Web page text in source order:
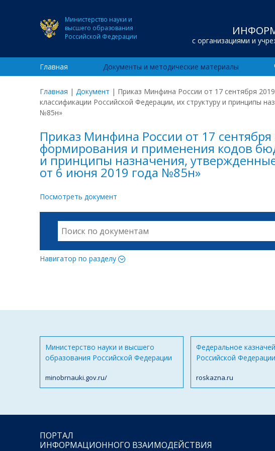
Министерство науки и
высшего образования
Российской Федерации
с организациями и
Главная Документы и методические материалы
Главная | Документ | Приказ Минфина России от 17 сентября
классификации Российской Федерации, их структуру и принципы
№85н»
Приказ Минфина России от 17
формирования и применения кодов
и принципы назначения,
от 6 июня 2019 года №85н»
Посмотреть документ
Навигатор по разделу
Министерство науки и высшего
образования Российской Федерации
minobrnauki.gov.ru/
Федеральное
Российской Федерации
roskazna.ru
ПОРТАЛ
ИНФОРМАЦИОННОГО ВЗАИМОДЕЙСТВИЯ